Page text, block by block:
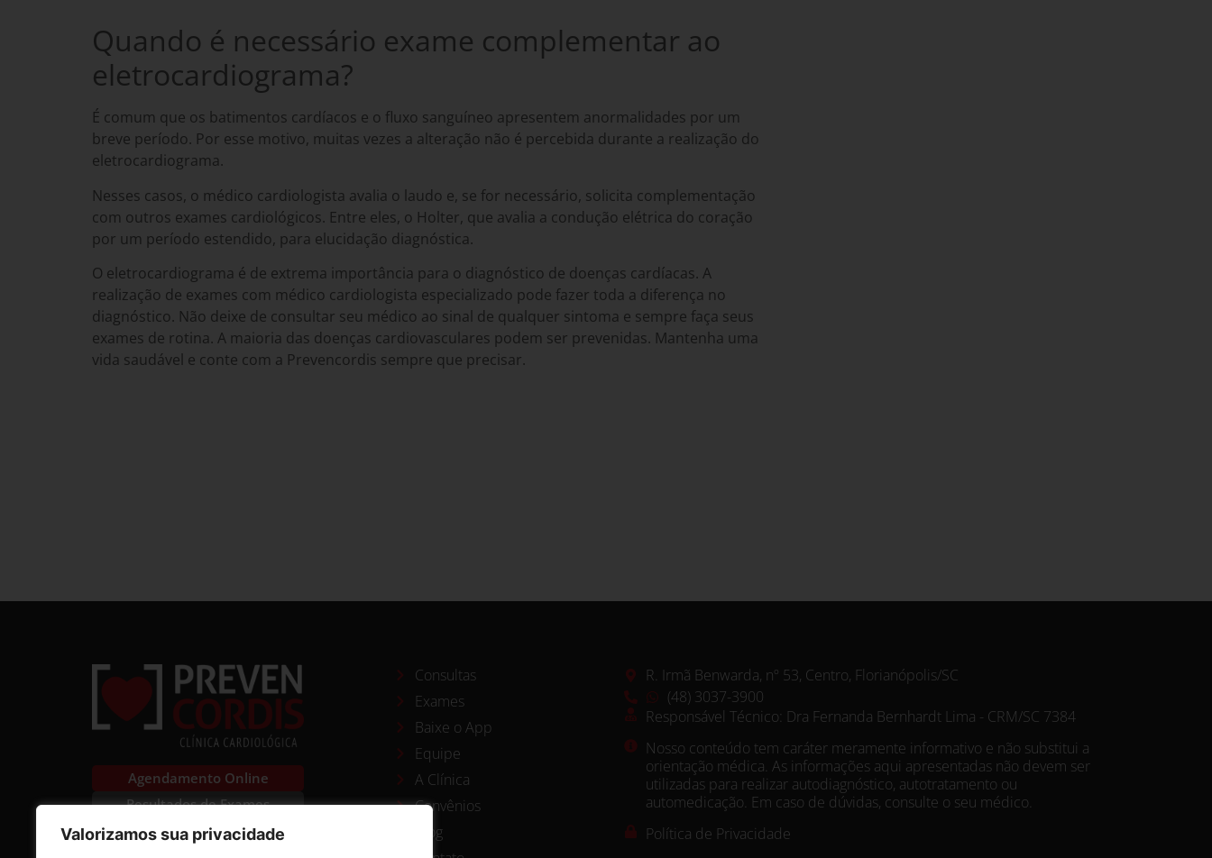
Valorizamos sua privacidade
Quando é necessário exame complementar ao
eletrocardiograma?
É comum que os batimentos cardíacos e o fluxo sanguíneo apresentem anormalidades por um
breve período. Por esse motivo, muitas vezes a alteração não é percebida durante a realização do
eletrocardiograma.
Nesses casos, o médico cardiologista avalia o laudo e, se for necessário, solicita complementação
com outros exames cardiológicos. Entre eles, o Holter, que avalia a condução elétrica do coração
por um período estendido, para elucidação diagnóstica.
O eletrocardiograma é de extrema importância para o diagnóstico de doenças cardíacas. A
realização de exames com médico cardiologista especializado pode fazer toda a diferença no
diagnóstico. Não deixe de consultar seu médico ao sinal de qualquer sintoma e sempre faça seus
exames de rotina. A maioria das doenças cardiovasculares podem ser prevenidas. Mantenha uma
vida saudável e conte com a Prevencordis sempre que precisar.
Agendamento Online
Resultados de Exames
Consultas
Exames
Baixe o App
Equipe
A Clínica
Convênios
Blog
R. Irmã Benwarda, nº 53, Centro, Florianópolis/SC
(48) 3037-3900
Responsável Técnico: Dra Fernanda Bernhardt Lima - CRM/SC 7384
Nosso conteúdo tem caráter meramente informativo e não substitui a
orientação médica. As informações aqui apresentadas não devem ser
utilizadas para realizar autodiagnóstico, autotratamento ou
automedicação. Em caso de dúvidas, consulte o seu médico.
Política de Privacidade